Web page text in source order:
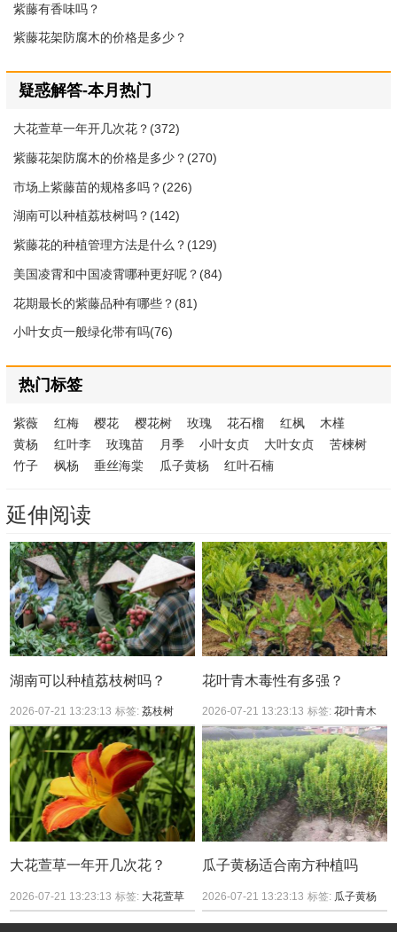
紫藤有香味吗？
紫藤花架防腐木的价格是多少？
疑惑解答-本月热门
大花萱草一年开几次花？(372)
紫藤花架防腐木的价格是多少？(270)
市场上紫藤苗的规格多吗？(226)
湖南可以种植荔枝树吗？(142)
紫藤花的种植管理方法是什么？(129)
美国凌霄和中国凌霄哪种更好呢？(84)
花期最长的紫藤品种有哪些？(81)
小叶女贞一般绿化带有吗(76)
热门标签
紫薇 红梅 樱花 樱花树 玫瑰 花石榴 红枫
木槿
黄杨
红叶李 玫瑰苗 月季 小叶女贞 大叶女贞
苦楝树
竹子
枫杨 垂丝海棠 瓜子黄杨 红叶石楠
延伸阅读
湖南可以种植荔枝树吗？
2026-07-21 13:23:13 标签:荔枝树
花叶青木毒性有多强？
2026-07-21 13:23:13 标签:花叶青木
大花萱草一年开几次花？
2026-07-21 13:23:13 标签: 大花萱草
瓜子黄杨适合南方种植吗
2026-07-21 13:23:13 标签: 瓜子黄杨